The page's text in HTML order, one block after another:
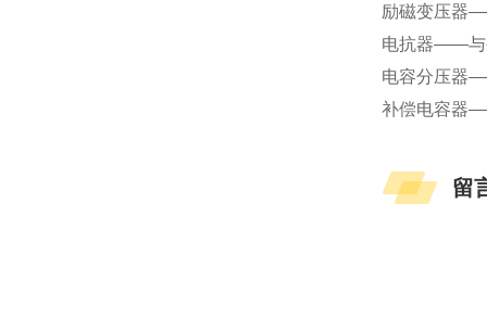
励磁变压器
电抗器——与
电容分压器
补偿电容器
留